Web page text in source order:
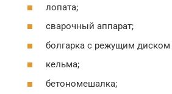
лопата;
сварочный аппарат;
болгарка с режущим диском
кельма;
бетономешалка;